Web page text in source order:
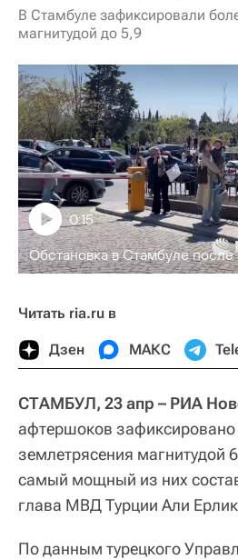
В Стамбуле зафиксировали
магнитудой до 5,9
Обстановка в Стамбуле после
0:15
Читать ria.ru в
Дзен МАКС
СТАМБУЛ, 23 апр – РИА
афтершоков зафиксировано
землетрясения магнитудой
самый мощный из них
глава МВД Турции Али
По данным турецкого